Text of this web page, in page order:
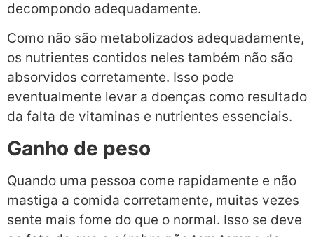
decompondo adequadamente.
Como não são metabolizados adequadamente,
os nutrientes contidos neles também não são
absorvidos corretamente. Isso pode
eventualmente levar a doenças como resultado
da falta de vitaminas e nutrientes essenciais.
Ganho de peso
Quando uma pessoa come rapidamente e não
mastiga a comida corretamente, muitas vezes
sente mais fome do que o normal. Isso se deve